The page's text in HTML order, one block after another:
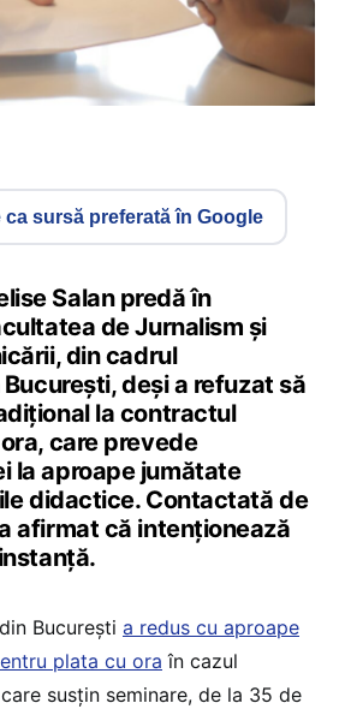
ca sursă preferată în Google
Salan predă în
de Jurnalism și
din cadrul
deși a refuzat să
la contractul
care prevede
la aproape jumătate
didactice. Contactată de
afirmat că intenționează
București a redus cu aproape
plata cu ora în cazul
susțin seminare, de la 35 de